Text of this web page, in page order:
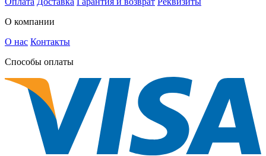
О компании
О нас Контакты
Способы оплаты